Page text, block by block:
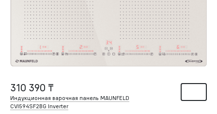
310 390 ₸
Индукционная варочная панель MAUNFELD
CVI594SF2BG Inverter